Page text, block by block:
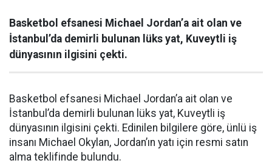
Basketbol efsanesi Michael Jordan’a ait olan ve
İstanbul’da demirli bulunan lüks yat, Kuveytli iş
dünyasının ilgisini çekti.
Basketbol efsanesi Michael Jordan’a ait olan ve
İstanbul’da demirli bulunan lüks yat, Kuveytli iş
dünyasının ilgisini çekti. Edinilen bilgilere göre, ünlü iş
insanı Michael Okylan, Jordan’ın yatı için resmi satın
alma teklifinde bulundu.